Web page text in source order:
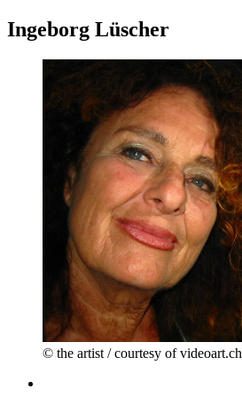
Ingeborg Lüscher
© the artist / courtesy of videoart.ch